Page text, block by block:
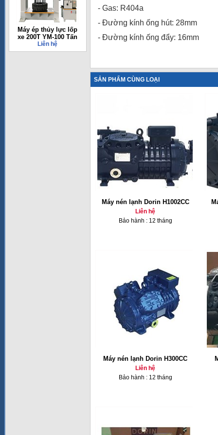
Máy ép thủy lực lốp
xe 200T YM-100 Tấn
Liên hệ
- Gas: R404a
- Đường kính ống hút: 28mm
- Đường kính ống đẩy: 16mm
SẢN PHẨM CÙNG LOẠI
Máy nén lạnh Dorin H1002CC
Liên hệ
Bảo hành : 12 tháng
Máy nén lạnh Dorin H300CC
Liên hệ
Bảo hành : 12 tháng